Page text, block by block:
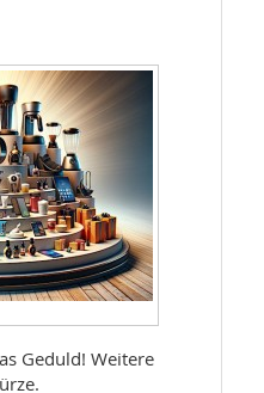
Geduld! Weitere